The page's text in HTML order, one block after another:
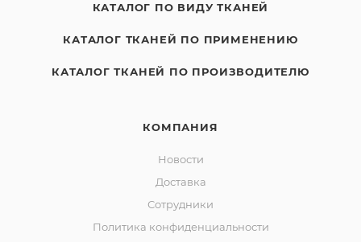
КАТАЛОГ ПО ВИДУ ТКАНЕЙ
КАТАЛОГ ТКАНЕЙ ПО ПРИМЕНЕНИЮ
КАТАЛОГ ТКАНЕЙ ПО ПРОИЗВОДИТЕЛЮ
КОМПАНИЯ
Новости
Доставка
Сотрудники
Политика конфиденциальности